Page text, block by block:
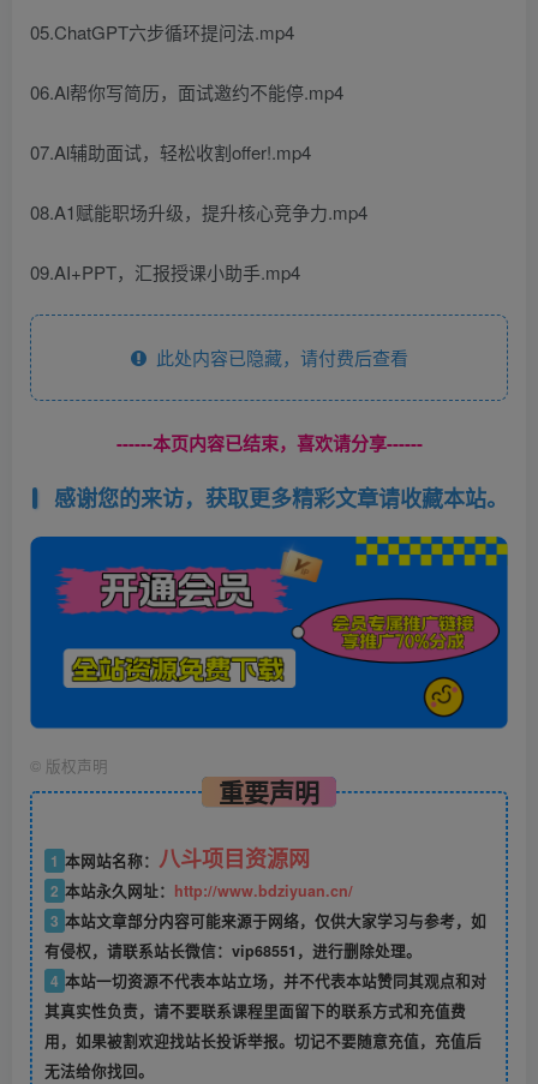
05.ChatGPT六步循环提问法.mp4
06.Al帮你写简历，面试邀约不能停.mp4
07.Al辅助面试，轻松收割offer!.mp4
08.A1赋能职场升级，提升核心竞争力.mp4
09.AI+PPT，汇报授课小助手.mp4
此处内容已隐藏，请付费后查看
------本页内容已结束，喜欢请分享------
感谢您的来访，获取更多精彩文章请收藏本站。
© 版权声明
重要声明
1 本网站名称： 八斗项目资源网
2 本站永久网址： http://www.bdziyuan.cn/
3 本站文章部分内容可能来源于网络，仅供大家学习与参考，如
有侵权，请联系站长微信：vip68551，进行删除处理。
4 本站一切资源不代表本站立场，并不代表本站赞同其观点和对
其真实性负责，请不要联系课程里面留下的联系方式和充值费
用，如果被割欢迎找站长投诉举报。切记不要随意充值，充值后
无法给你找回。